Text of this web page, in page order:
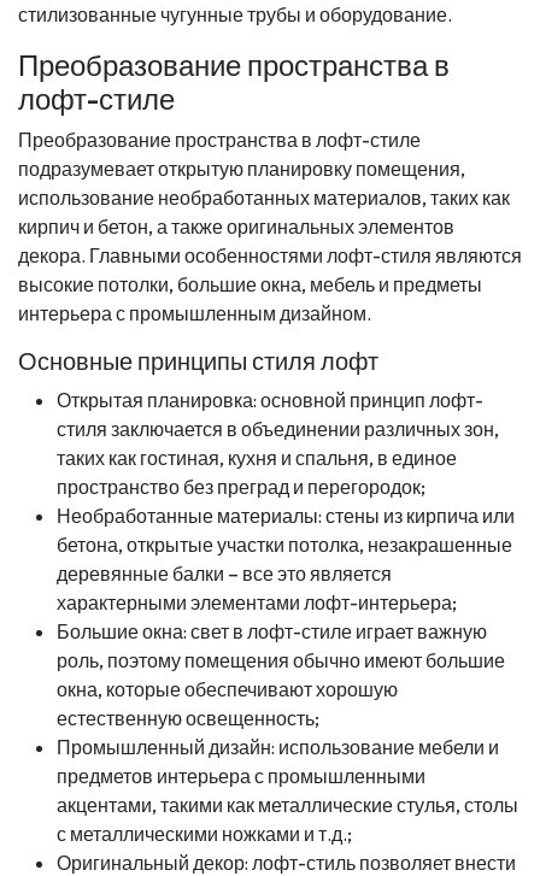
стилизованные чугунные трубы и оборудование.
Преобразование пространства в
лофт-стиле
Преобразование пространства в лофт-стиле
подразумевает открытую планировку помещения,
использование необработанных материалов, таких как
кирпич и бетон, а также оригинальных элементов
декора. Главными особенностями лофт-стиля являются
высокие потолки, большие окна, мебель и предметы
интерьера с промышленным дизайном.
Основные принципы стиля лофт
Открытая планировка: основной принцип лофт-
стиля заключается в объединении различных зон,
таких как гостиная, кухня и спальня, в единое
пространство без преград и перегородок;
Необработанные материалы: стены из кирпича или
бетона, открытые участки потолка, незакрашенные
деревянные балки – все это является
характерными элементами лофт-интерьера;
Большие окна: свет в лофт-стиле играет важную
роль, поэтому помещения обычно имеют большие
окна, которые обеспечивают хорошую
естественную освещенность;
Промышленный дизайн: использование мебели и
предметов интерьера с промышленными
акцентами, такими как металлические стулья, столы
с металлическими ножками и т.д.;
Оригинальный декор: лофт-стиль позволяет внести